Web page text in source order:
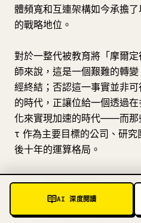
體頻寬和互連架構如今承擔
的戰略地位。
對於一整代被教育將「摩爾
師來說，這是一個艱難的轉
經終結；否認這一事實並非
的時代，正讓位給一個透過
化來實現加速的時代——而那
τ 作為主要目標的公司、研
後十年的運算格局。
未來十年的工作範圍已大致
有任何單一組織能夠獨立解
試、元件物理學以及經濟模
AI 深度閱讀